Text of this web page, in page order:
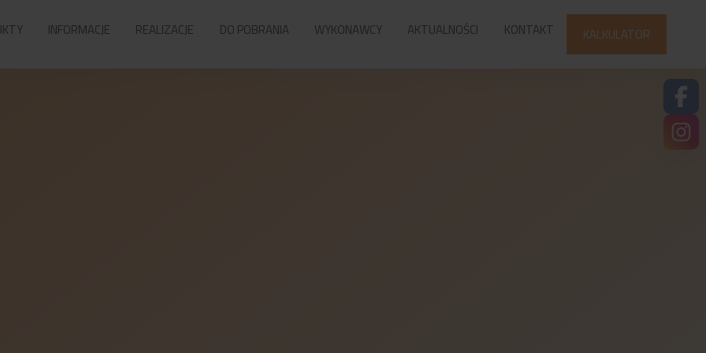
INFORMACJE REALIZACJE DO POBRANIA WYKONAWCY AKTUALNOŚCI KONTAKT KALKULATOR